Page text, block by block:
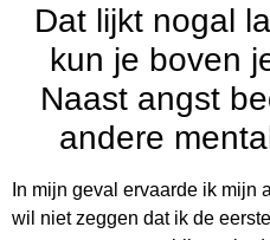
Dat lijkt nogal
kun je boven
Naast angst
andere
In mijn geval ervaarde ik mijn
wil niet zeggen dat ik de